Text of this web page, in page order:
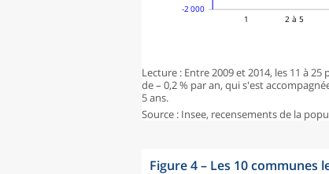
-2 000
1 2 à 5
Lecture : Entre 2009 et 2014, les 11 à
de – 0,2 % par an, qui s'est
5 ans.
Source : Insee, recensements de la
Figure 4– Les 10 communes